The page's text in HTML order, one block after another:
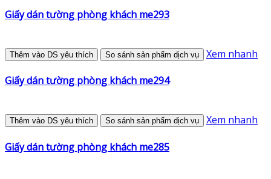
Giấy dán tường phòng khách me293
Thêm vào DS yêu thích So sánh sản phẩm dịch vụ Xem nhanh
Giấy dán tường phòng khách me294
Thêm vào DS yêu thích So sánh sản phẩm dịch vụ Xem nhanh
Giấy dán tường phòng khách me285